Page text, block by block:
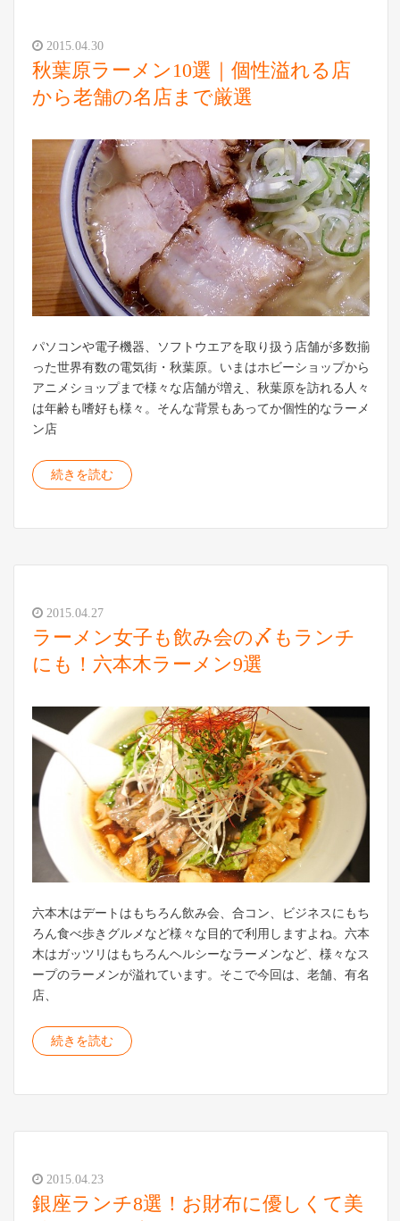
2015.04.30
秋葉原ラーメン10選｜個性溢れる店
から老舗の名店まで厳選
パソコンや電子機器、ソフトウエアを取り扱う店舗が多数揃
った世界有数の電気街・秋葉原。いまはホビーショップから
アニメショップまで様々な店舗が増え、秋葉原を訪れる人々
は年齢も嗜好も様々。そんな背景もあってか個性的なラーメ
ン店
続きを読む
2015.04.27
ラーメン女子も飲み会の〆もランチ
にも！六本木ラーメン9選
六本木はデートはもちろん飲み会、合コン、ビジネスにもち
ろん食べ歩きグルメなど様々な目的で利用しますよね。六本
木はガッツリはもちろんヘルシーなラーメンなど、様々なス
ープのラーメンが溢れています。そこで今回は、老舗、有名
店、
続きを読む
2015.04.23
銀座ランチ8選！お財布に優しくて美